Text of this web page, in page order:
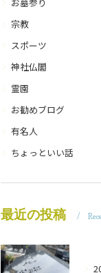
宗教
スポーツ
神社仏閣
霊園
お勧めブログ
有名人
ちょっといい話
最近の投稿